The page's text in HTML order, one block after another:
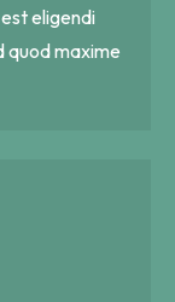
eligendi
quod maxime